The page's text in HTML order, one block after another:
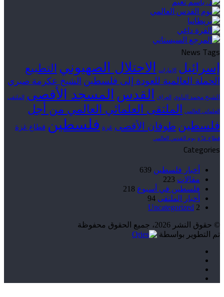
News Tags
إسرائيل الإمارات الاحتلال الصهيوني التطبيع
الحملة العالمية للعودة إلى فلسطين الشيخ عكرمة صبري
الشيخ محمد الناوي العراق القدس المسجد الأقصى الملتقى
العلمائي العالمي الملتقى العلمائي العالمي من أجل
فلسطين طوفان الأقصى غزة فلسطين قطاع غزة
قطاع غزّة يوم القدس العالمي
Categories
أخبار فلسطين 639
مقالات 223
فلسطين في أسبوع 218
أخبار الملتقى 94
Uncategorized 2
© حقوق النشر 2026، جميع الحقوق محفوظة
تم التطوير بواسطة